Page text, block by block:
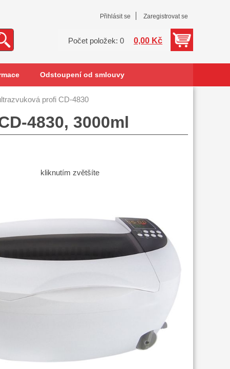
Přihlásit se Zaregistrovat se
Počet položek: 0 0,00 Kč
Odstoupení od smlouvy
profi CD-4830
4830, 3000ml
kliknutím zvětšíte